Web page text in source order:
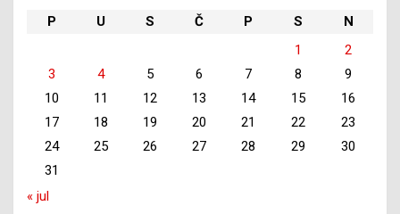
P
U S Č P S
N
1
2
3
4 5 6 7 8
9
10
11 12 13 14 15
16
17
18 19 20 21 22
23
24
25 26 27 28 29
30
31
« jul